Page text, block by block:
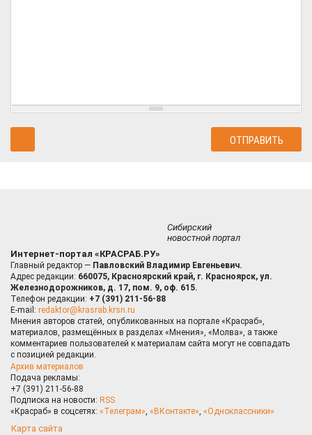
Сибирский
новостной портал
Интернет-портал «КРАСРАБ.РУ»
Главный редактор — Павловский Владимир Евгеньевич.
Адрес редакции: 660075, Красноярский край, г. Красноярск, ул.
Железнодорожников, д. 17, пом. 9, оф. 615.
Телефон редакции: +7 (391) 211-56-88
E-mail: redaktor@krasrab.krsn.ru
Мнения авторов статей, опубликованных на портале «Красраб»,
материалов, размещённых в разделах «Мнения», «Молва», а также
комментариев пользователей к материалам сайта могут не совпадать
с позицией редакции.
Архив материалов
Подача рекламы:
+7 (391) 211-56-88
Подписка на новости: RSS
«Красраб» в соцсетях: «Телеграм», «ВКонтакте», «Одноклассники»
Карта сайта